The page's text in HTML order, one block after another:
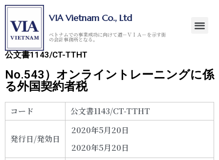
VIA Vietnam Co., Ltd
ベトナムでの事業成功に向けて道－ＶＩＡ－を示す街
の会計事務所となる。
公文書1143/CT-TTHT
No.543）オンライントレーニングに係
る外国契約者税
コード 公文書1143/CT-TTHT
発行日/発効日
2020年5月20日
2020年5月20日